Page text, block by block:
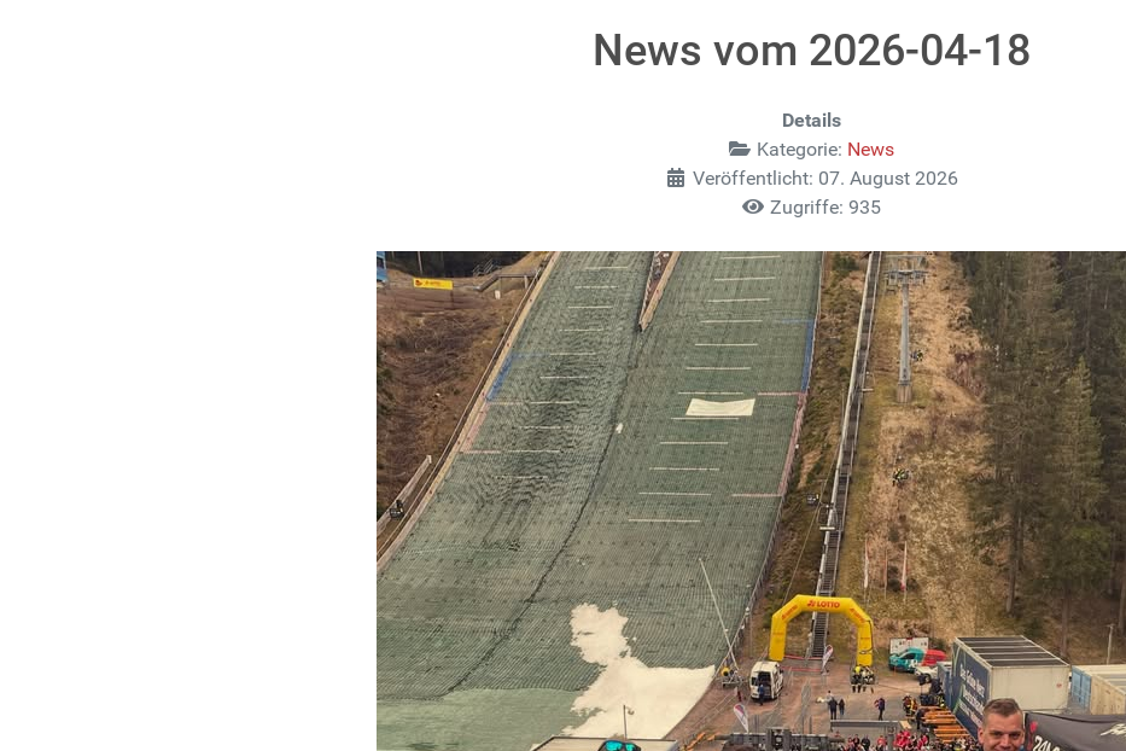
News vom 2026-04-18
Details
Kategorie: News
Veröffentlicht: 07. August 2026
Zugriffe: 935